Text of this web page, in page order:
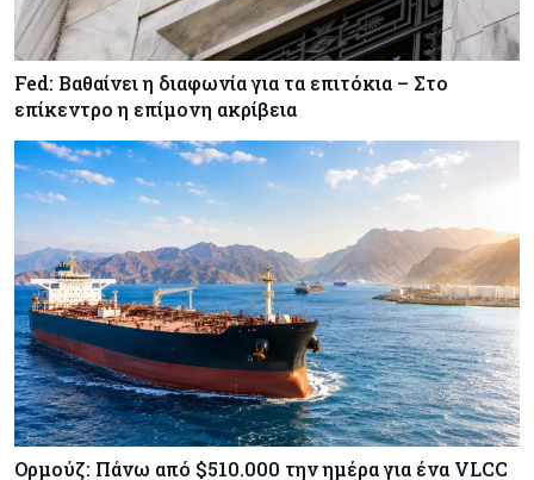
- Άνοδος 11,5% σε σχέση με πέρσι
Κόσμος 07-08-2026
ΕΚΤ: Αιφνιδιάστηκε από την πώληση ευρώ από
τις ΗΠΑ
Κύπρος
Χορηγία €10.000 για υποτροφίες σε φοιτητές του
ΤΕΠΑΚ
Fed: Βαθαίνει η διαφωνία για τα επιτόκια – Στο
επίκεντρο η επίμονη ακρίβεια
Ορμούζ: Πάνω από $510.000 την ημέρα για ένα VLCC